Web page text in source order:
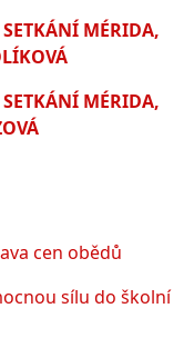
SETKÁNÍ MÉRIDA,
SETKÁNÍ MÉRIDA,
cen obědů
sílu do školní